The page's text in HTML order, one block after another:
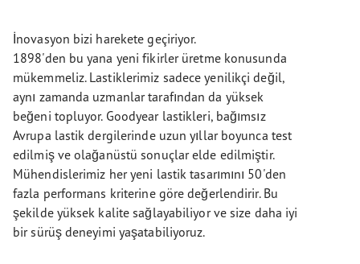
İnovasyon bizi harekete geçiriyor.
1898'den bu yana yeni fikirler üretme konusunda
mükemmeliz. Lastiklerimiz sadece yenilikçi değil,
aynı zamanda uzmanlar tarafından da yüksek
beğeni topluyor. Goodyear lastikleri, bağımsız
Avrupa lastik dergilerinde uzun yıllar boyunca test
edilmiş ve olağanüstü sonuçlar elde edilmiştir.
Mühendislerimiz her yeni lastik tasarımını 50'den
fazla performans kriterine göre değerlendirir. Bu
şekilde yüksek kalite sağlayabiliyor ve size daha iyi
bir sürüş deneyimi yaşatabiliyoruz.